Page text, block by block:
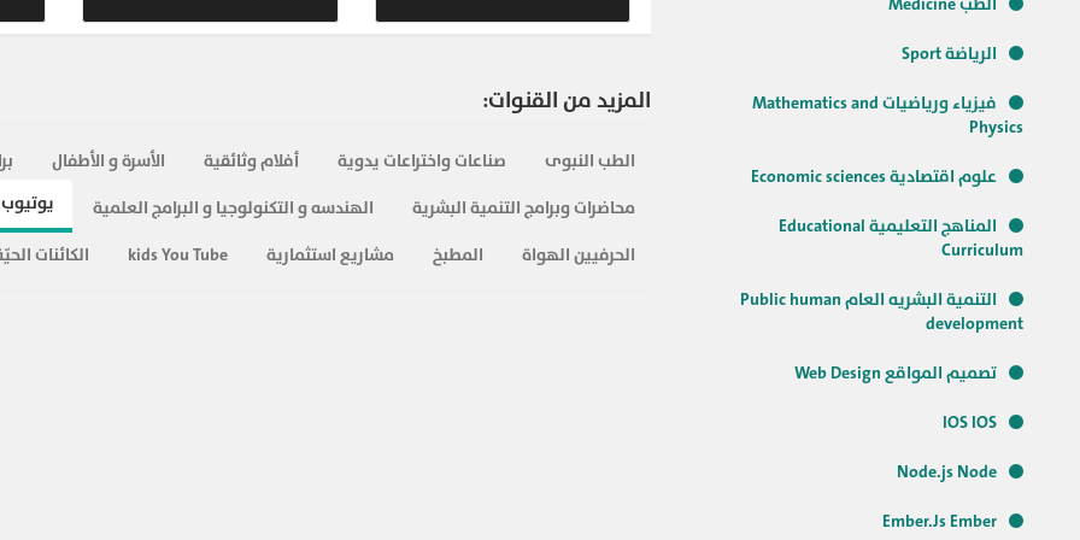
الرياضة Sport
فيزياء ورياضيات Mathematics and
Physics
علوم اقتصادية Economic sciences
المناهج التعليمية Educational
Curriculum
التنمية البشريه العام Public human
development
تصميم المواقع Web Design
IOS IOS
Node.js Node
Ember.Js Ember
419
المزيد من القنوات:
الطب النبوى صناعات واختراعات يدوية أفلام وثائقية الأسرة و الأطفال
محاضرات وبرامج التنمية البشرية
الهندسه و التكنولوجيا و البرامج العلمية
الحرفيين الهواة
المطبخ مشاريع استثمارية kids You Tube الكائنات